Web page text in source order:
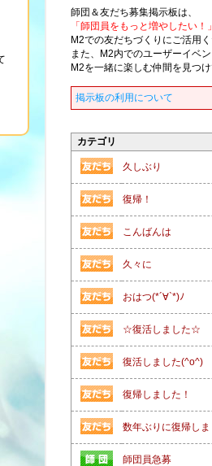
師団＆友だち募集掲示板は、
「師団員をもっと増やしたい！
M2での友だちづくりにご活用
また、M2内でのユーザーイベ
M2を一緒に楽しむ仲間を見つ
掲示板の利用について
カテゴリ
久しぶり
復帰！
こんばんは
久々に
おはつ(*´∀`*)ﾉ
☆復活しました☆
復活しました(^o^)
復帰しました！
数年ぶりに復帰し
師団員急募